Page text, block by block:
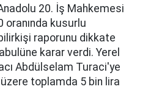
20. İş Mahkemesi
oranında kusurlu
raporunu dikkate
karar verdi. Yerel
Abdülselam Turaci'ye
toplamda 5 bin lira